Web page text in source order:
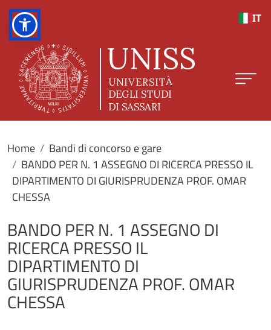
IT
Home
Bandi di concorso e gare
BANDO PER N. 1 ASSEGNO DI RICERCA PRESSO IL
DIPARTIMENTO DI GIURISPRUDENZA PROF. OMAR
CHESSA
BANDO PER N. 1 ASSEGNO DI
RICERCA PRESSO IL
DIPARTIMENTO DI
GIURISPRUDENZA PROF. OMAR
CHESSA